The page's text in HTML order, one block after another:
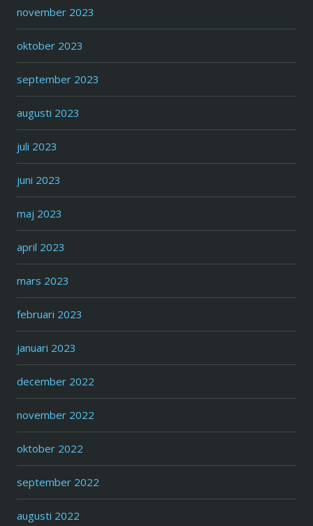
november 2023
oktober 2023
september 2023
augusti 2023
juli 2023
juni 2023
maj 2023
april 2023
mars 2023
februari 2023
januari 2023
december 2022
november 2022
oktober 2022
september 2022
augusti 2022